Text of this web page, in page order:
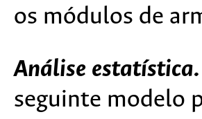
os módulos de
Análise estatística.
seguinte modelo